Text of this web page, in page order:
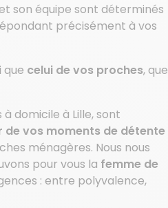
et son équipe sont déterminés
précisément à vos
que celui de vos proches, que
domicile à Lille, sont
de vos moments de détente
ménagères. Nous nous
pour vous la femme de
: entre polyvalence,